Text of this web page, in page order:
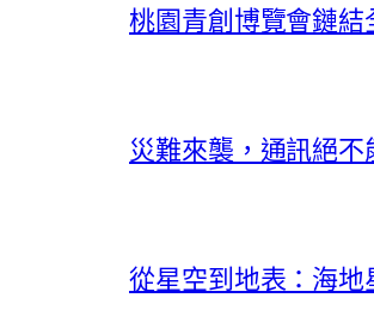
桃園青創博覽會鏈
災難來襲，通訊絕
從星空到地表：海